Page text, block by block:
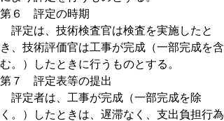
第６ 評定の時期
評定は、技術検査官は検査を実施したと
き、技術評価官は工事が完成（一部完成を含
む。）したときに行うものとする。
第７ 評定表等の提出
評定者は、工事が完成（一部完成を除
く。）したときは、遅滞なく、支出負担行為